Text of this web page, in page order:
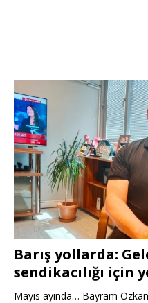
Barış yollarda:
sendikacılığı için
Mayıs ayında… Bayram